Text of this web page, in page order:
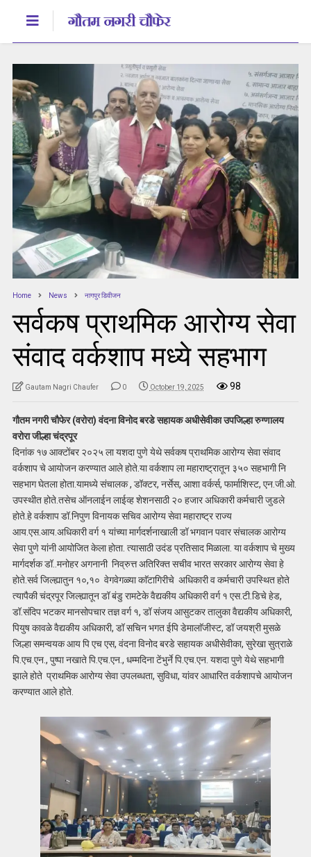
Home News नागपुर डिवीजन
सर्वकष प्राथमिक आरोग्य सेवा
संवाद वर्कशाप मध्ये सहभाग
Gautam Nagri Chaufer 0 October 19, 2025 98
गौतम नगरी चौफेर (वरोरा) वंदना विनोद बरडे सहायक अधीसेवीका उपजिल्हा रुग्णालय
वरोरा जील्हा चंद्रपूर
दिनांक १७ आक्टोंबर २०२५ ला यशदा पुणे येथे सर्वकष प्राथमिक आरोग्य सेवा संवाद
वर्कशाप चे आयोजन करण्यात आले होते.या वर्कशाप ला महाराष्ट्रातून ३५० सहभागी नि
सहभाग घेतला होता.यामध्ये संचालक , डॉक्टर, नर्सेस, आशा वर्कर्स, फार्माशिस्ट, एन.जी.ओ.
उपस्थीत होते.तसेच ऑनलाईन लाईव्ह शेशनसाठी २० हजार अधिकारी कर्मचारी जुडले
होते.हे वर्कशाप डॉ.निपुण विनायक सचिव आरोग्य सेवा महाराष्ट्र राज्य
आय.एस.आय.अधिकारी वर्ग १ यांच्या मार्गदर्शनाखाली डॉ भगवान पवार संचालक आरोग्य
सेवा पुणे यांनी आयोजित केला होता. त्यासाठी उदंड प्रतिसाद मिळाला. या वर्कशाप चे मुख्य
मार्गदर्शक डॉ..मनोहर अगनानी निव्रुत्त अतिरिक्त सचीव भारत सरकार आरोग्य सेवा हे
होते.सर्व जिल्ह्यातुन १०,१० वेगवेगळ्या काॅटागिरीचे अधिकारी व कर्मचारी उपस्थित होते
त्यापैकी चंद्रपूर जिल्ह्यातून डॉ बंडु रामटेके वैद्यकीय अधिकारी वर्ग १ एस.टी.डिचे हेड,
डॉ.संदिप भटकर मानसोपचार तज्ञ वर्ग १, डॉ संजय आसुटकर तालुका वैद्यकीय अधिकारी,
पियुष कावळे वैद्यकीय अधिकारी, डॉ सचिन भगत ईपि डेमालाॅजीस्ट, डॉ जयश्री मुसळे
जिल्हा समन्वयक आय पि एच एस, वंदना विनोद बरडे सहायक अधीसेवीका, सुरेखा सुत्राळे
पि.एच.एन., पुष्पा नखाते पि.एच.एन., धम्मदिना टेंभुर्ने पि.एच.एन. यशदा पुणे येथे सहभागी
झाले होते प्राथमिक आरोग्य सेवा उपलब्धता, सुविधा, यांवर आधारित वर्कशापचे आयोजन
करण्यात आले होते.